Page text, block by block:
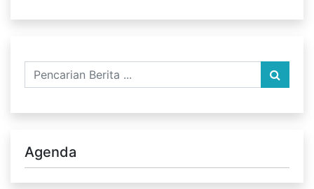
Agenda